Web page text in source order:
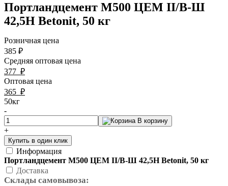
Портландцемент М500 ЦЕМ II/B-Ш
42,5Н Betonit, 50 кг
Розничная цена
385 ₽
Средняя оптовая цена
377 ₽
Оптовая цена
365 ₽
50кг
-
+
В корзину
Купить в один клик
Информация
Портландцемент М500 ЦЕМ II/B-Ш 42,5Н Betonit, 50 кг
Доставка
Склады самовывоза: